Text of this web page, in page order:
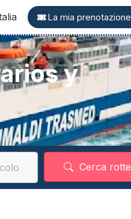
La mia prenotazione
Cerca rotte
y